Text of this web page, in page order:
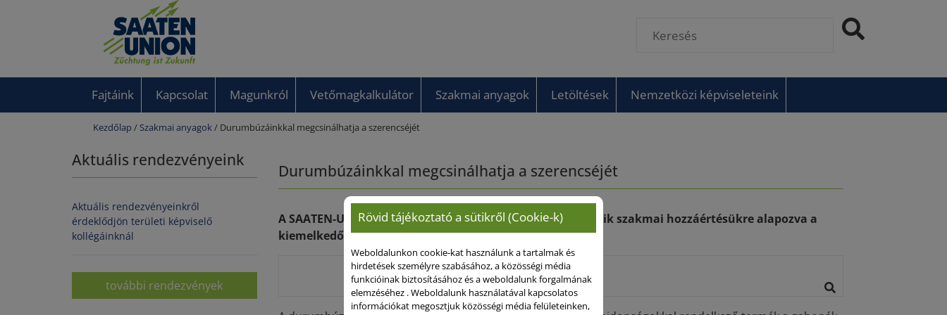
Fajtáink Kapcsolat Magunkról Vetőmagkalkulátor Szakmai anyagok Letöltések Nemzetközi képviseleteink
Kezdőlap/ Szakmai anyagok/ Durumbúzáinkkal megcsinálhatja a szerencséjét
Aktuális rendezvényeink
Aktuális rendezvényeinkről
érdeklődjön területi képviselő
kollégáinknál
további rendezvények
Durumbúzáinkkal megcsinálhatja a szerencséjét
A SAATEN-UNION durumbúzáit igényeseknek ajánljuk, akik szakmai hozzáértésükre alapozva a
kiemelkedő jövedelmezőségre hajtanak.
Rövid tájékoztató a sütikről (Cookie-k)
Weboldalunkon cookie-kat használunk a tartalmak és
hirdetések személyre szabásához, a közösségi média
funkcióinak biztosításához és a weboldalunk forgalmának
elemzéséhez . Weboldalunk használatával kapcsolatos
információkat megosztjuk közösségi média felületeinken,